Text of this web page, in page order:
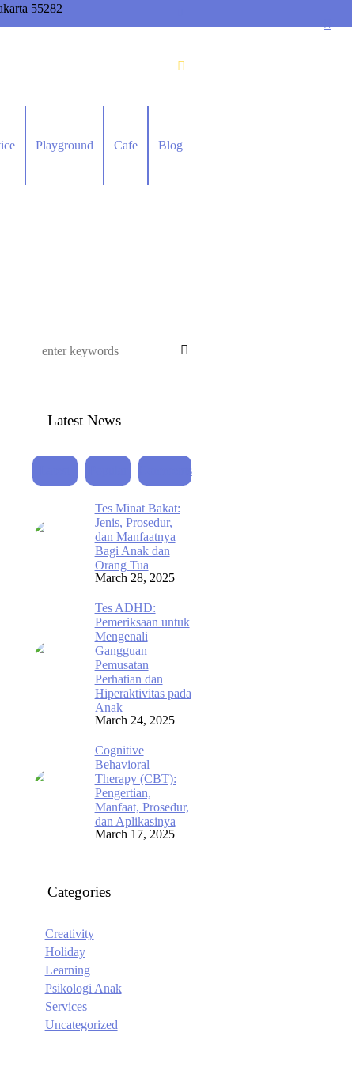
55282
Playground Cafe Blog
Latest News
Comments
Tes Minat Bakat:
Jenis, Prosedur,
dan Manfaatnya
Bagi Anak dan
Orang Tua
March 28, 2025
Tes ADHD:
Pemeriksaan untuk
Mengenali
Gangguan
Pemusatan
Perhatian dan
Hiperaktivitas pada
Anak
March 24, 2025
Cognitive
Behavioral
Therapy (CBT):
Pengertian,
Manfaat, Prosedur,
dan Aplikasinya
March 17, 2025
Categories
Creativity
Holiday
Learning
Psikologi Anak
Services
Uncategorized